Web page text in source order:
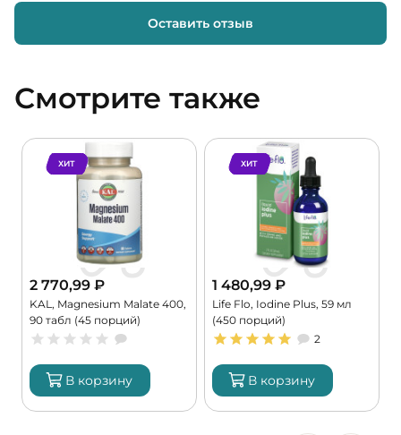
Оставить отзыв
Смотрите также
ХИТ
2 770,99 ₽
KAL, Magnesium Malate 400,
90 табл (45 порций)
В корзину
ХИТ
1 480,99 ₽
Life Flo, Iodine Plus, 59 мл
(450 порций)
2
В корзину